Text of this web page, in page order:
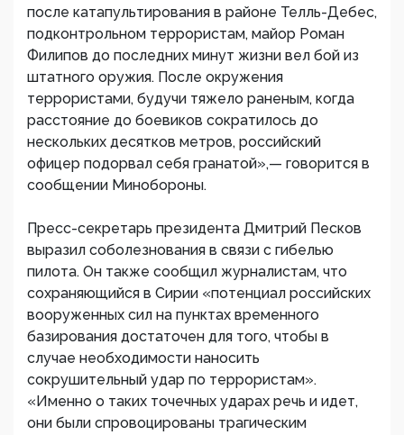
после катапультирования в районе Телль-Дебес,
подконтрольном террористам, майор Роман
Филипов до последних минут жизни вел бой из
штатного оружия. После окружения
террористами, будучи тяжело раненым, когда
расстояние до боевиков сократилось до
нескольких десятков метров, российский
офицер подорвал себя гранатой»,— говорится в
сообщении Минобороны.
Пресс-секретарь президента Дмитрий Песков
выразил соболезнования в связи с гибелью
пилота. Он также сообщил журналистам, что
сохраняющийся в Сирии «потенциал российских
вооруженных сил на пунктах временного
базирования достаточен для того, чтобы в
случае необходимости наносить
сокрушительный удар по террористам».
«Именно о таких точечных ударах речь и идет,
они были спровоцированы трагическим